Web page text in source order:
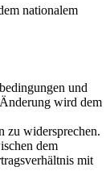
nationalem
und
wird dem
zu widersprechen.
dem
mit